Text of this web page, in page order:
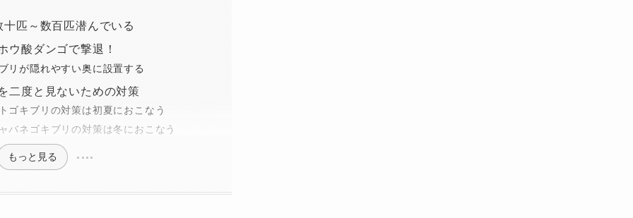
匹～数百匹潜んでいる
ウ酸ダンゴで撃退！
リが隠れやすい奥に設置する
二度と見ないための対策
ゴキブリの対策は初夏におこなう
バネゴキブリの対策は冬におこなう
もっと見る